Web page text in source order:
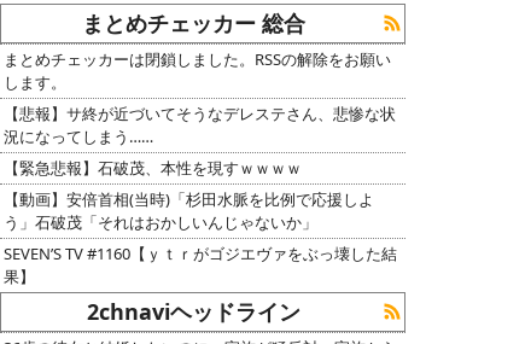
まとめチェッカー 総合
まとめチェッカーは閉鎖しました。RSSの解除をお願い
します。
【悲報】サ終が近づいてそうなデレステさん、悲惨な状
況になってしまう……
【緊急悲報】石破茂、本性を現すｗｗｗｗ
【動画】安倍首相(当時)「杉田水脈を比例で応援しよ
う」石破茂「それはおかしいんじゃないか」
SEVEN’S TV #1160【ｙｔｒがゴジエヴァをぶっ壊した結
果】
2chnaviヘッドライン